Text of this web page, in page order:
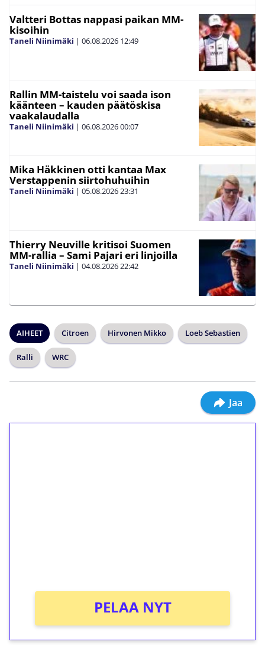
Valtteri Bottas nappasi paikan MM-
kisoihin
Taneli Niinimäki | 06.08.2026 12:49
Rallin MM-taistelu voi saada ison
käänteen – kauden päätöskisa
vaakalaudalla
Taneli Niinimäki | 06.08.202600:07
Mika Häkkinen otti kantaa Max
Verstappenin siirtohuhuihin
Taneli Niinimäki | 05.08.202623:31
Thierry Neuville kritisoi Suomen
MM-rallia – Sami Pajari eri linjoilla
Taneli Niinimäki | 04.08.202622:42
AIHEET Citroen Hirvonen Mikko Loeb Sebastien
Ralli WRC
Jaa
PELAA NYT